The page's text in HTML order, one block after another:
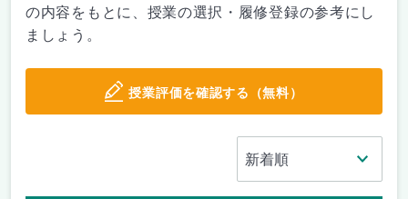
の内容をもとに、授業の選択・履修登録の参考にし
ましょう。
授業評価を確認する（無料）